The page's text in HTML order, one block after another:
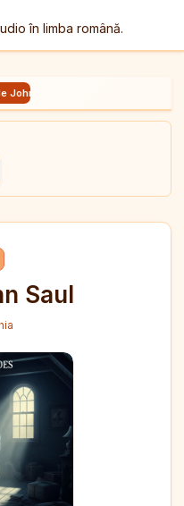
în limba română.
John Saul
X
pe Reddit
link-ul
Saul